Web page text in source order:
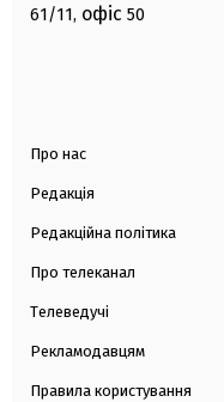
61/11, офіс 50
Про нас
Редакція
Редакційна політика
Про телеканал
Телеведучі
Рекламодавцям
Правила користування